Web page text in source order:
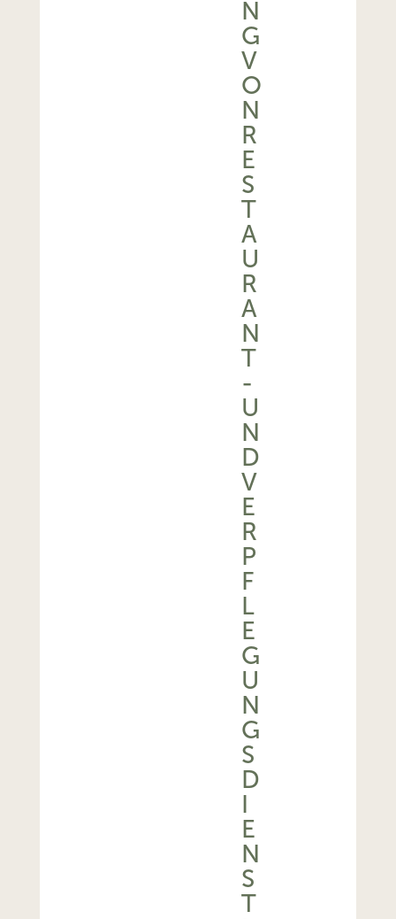
G
V
O
N
R
E
S
T
A
U
R
A
N
T
-
U
N
D
V
E
R
P
F
L
E
G
U
N
G
S
D
I
E
N
S
T
L